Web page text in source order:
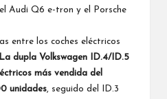
Audi Q6 e-tron y el Porsche
entre los coches eléctricos
La dupla Volkswagen ID.4/ID.5
más vendida del
unidades , seguido del ID.3